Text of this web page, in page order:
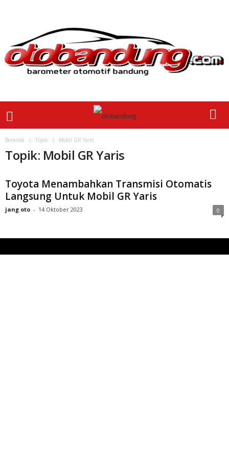
Beranda Topik Mobil GR Yaris
Topik: Mobil GR Yaris
Toyota Menambahkan Transmisi Otomatis
Langsung Untuk Mobil GR Yaris
jang oto - 14 Oktober 2023 0